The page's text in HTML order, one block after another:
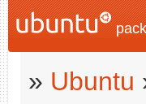
» Ubuntu